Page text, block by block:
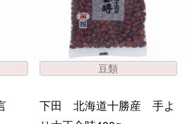
豆類
下田 北海道十勝産 手よ